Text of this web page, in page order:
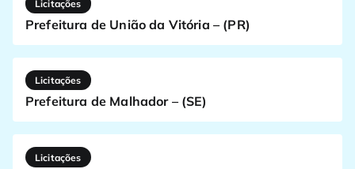
Licitações
Prefeitura de União da Vitória – (PR)
Licitações
Prefeitura de Malhador – (SE)
Licitações